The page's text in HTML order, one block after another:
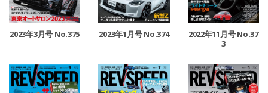
2023年3月号 No.375 2023年1月号 No.374
2022年11月号 No.37
3